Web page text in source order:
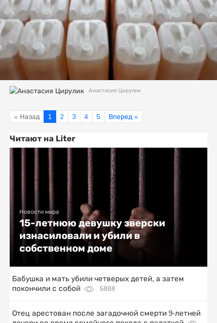
Анастасия Цирулик
« Назад 1 2 3 4 5 Вперед »
Читают на Liter
Новости мира
15-летнюю девушку зверски
изнасиловали и убили в
собственном доме
Бабушка и мать убили четверых детей, а затем
покончили с собой
5888
Отец арестован после загадочной смерти 9-летней